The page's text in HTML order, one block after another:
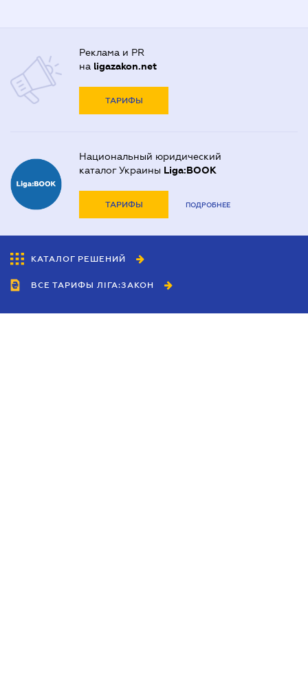
Реклама и PR
на ligazakon.net
ТАРИФЫ
Национальный юридический
каталог Украины Liga:BOOK
ТАРИФЫ ПОДРОБНЕЕ
КАТАЛОГ РЕШЕНИЙ
ВСЕ ТАРИФЫ ЛІГА:ЗАКОН